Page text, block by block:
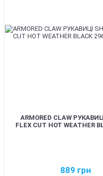
ARMORED CLAW
FLEX CUT HOT WEATHER
889 грн